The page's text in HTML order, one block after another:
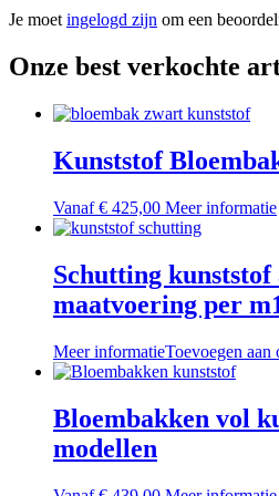
Je moet ingelogd zijn om een
Onze best verkochte
Kunststof
Vanaf € 425,00 Meer informatie
Schutting
maatvoering per
Meer informatieToevoegen aan
Bloembakken vol
modellen